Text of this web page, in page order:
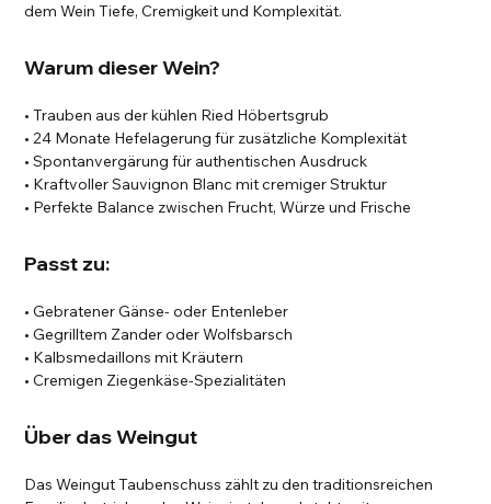
dem Wein Tiefe, Cremigkeit und Komplexität.
Warum dieser Wein?
• Trauben aus der kühlen Ried Höbertsgrub
• 24 Monate Hefelagerung für zusätzliche Komplexität
• Spontanvergärung für authentischen Ausdruck
• Kraftvoller Sauvignon Blanc mit cremiger Struktur
• Perfekte Balance zwischen Frucht, Würze und Frische
Passt zu:
• Gebratener Gänse- oder Entenleber
• Gegrilltem Zander oder Wolfsbarsch
• Kalbsmedaillons mit Kräutern
• Cremigen Ziegenkäse-Spezialitäten
Über das Weingut
Das Weingut Taubenschuss zählt zu den traditionsreichen